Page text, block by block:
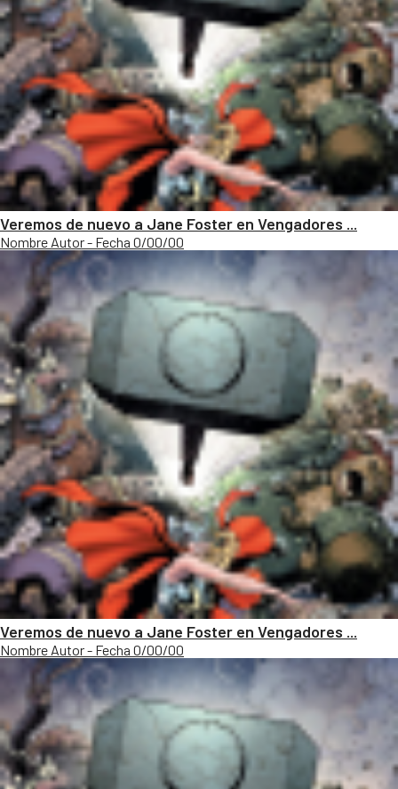
Veremos de nuevo a Jane Foster en Vengadores ...
Nombre Autor - Fecha 0/00/00
Veremos de nuevo a Jane Foster en Vengadores ...
Nombre Autor - Fecha 0/00/00